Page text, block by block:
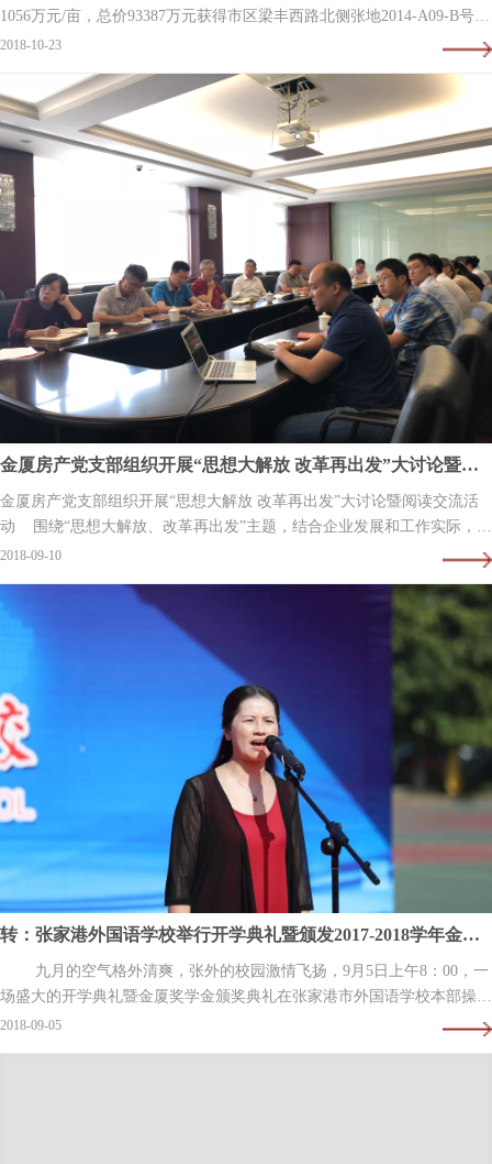
1056万元/亩，总价93387万元获得市区梁丰西路北侧张地2014-A09-B号地
块土地开发使用权。该地块面积为58955.9平方米，合88.4…
2018-10-23
金厦房产党支部组织开展“思想大解放 改革再出发”大讨论暨阅读交流活动
金厦房产党支部组织开展“思想大解放 改革再出发”大讨论暨阅读交流活
动 围绕“思想大解放、改革再出发”主题，结合企业发展和工作实际，金
厦房产党支部组织全体在职党员通过阅读《共产党宣言》、…
2018-09-10
转：张家港外国语学校举行开学典礼暨颁发2017-2018学年金厦阳光锦程奖学金仪式
九月的空气格外清爽，张外的校园激情飞扬，9月5日上午8：00，一
场盛大的开学典礼暨金厦奖学金颁奖典礼在张家港市外国语学校本部操场
举行，红地毯、颁奖礼，这是学校给予…
2018-09-05